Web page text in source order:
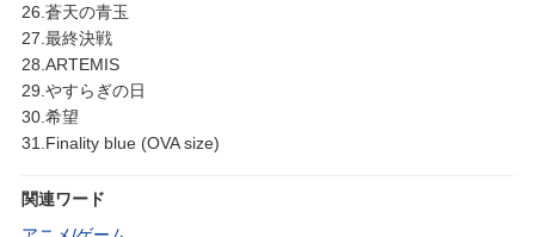
26.蒼天の青玉
27.最終決戦
28.ARTEMIS
29.やすらぎの日
30.希望
31.Finality blue (OVA size)
関連ワード